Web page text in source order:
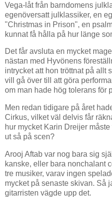
Vega-låt från barndomens
egenöversatt julklassiker, en
"Christmas in Prison", en
kunnat få hålla på hur länge
Det får avsluta en mycket
nästan med Hyvönens
intrycket att hon tröttnat på allt
vill gå över till att göra
om man hade hög tolerans för
Men redan tidigare på året
Cirkus, vilket väl delvis får
hur mycket Karin Dreijer
ut så på scen?
Arooj Aftab var nog bara sig
kanske, eller bara nonchalant
tre musiker, varav ingen
mycket på senaste skivan. Så
gitarristen vägde upp det.